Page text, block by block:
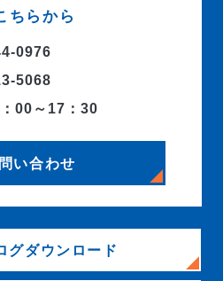
ちらから
0976
5068
00～17：30
い合わせ
グダウンロード